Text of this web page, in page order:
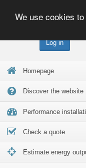
Log in
Homepage
Discover the website
Performance
Check a quote
Estimate energy
We use cookies